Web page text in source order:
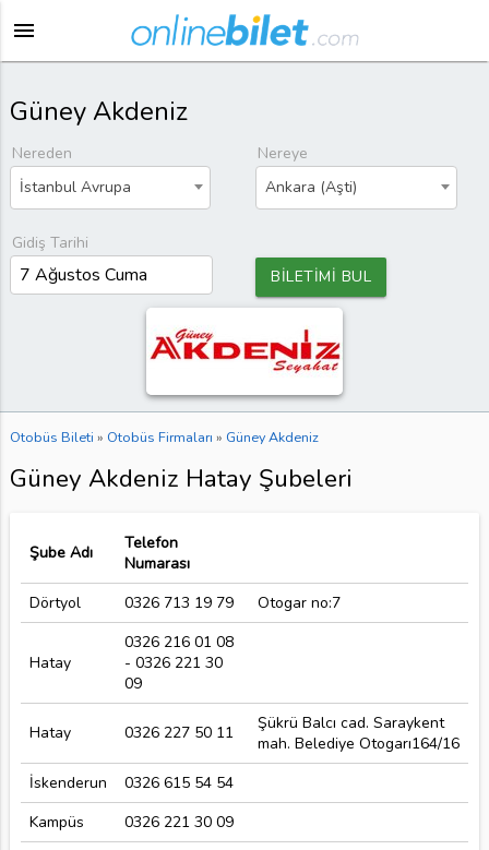
menu
Güney Akdeniz
Nereden
İstanbul Avrupa
Nereye
Ankara (Aşti)
Gidiş Tarihi
BİLETİMİ BUL
Otobüs Bileti » Otobüs Firmaları » Güney Akdeniz
Güney Akdeniz Hatay Şubeleri
Şube Adı
Telefon
Numarası
Dörtyol
0326 713 19 79 Otogar no:7
Hatay
0326 216 01 08
- 0326 221 30
09
Hatay 0326 227 50 11
Şükrü Balcı cad. Saraykent
mah. Belediye Otogarı164/16
İskenderun
0326 615 54 54
Kampüs
0326 221 30 09